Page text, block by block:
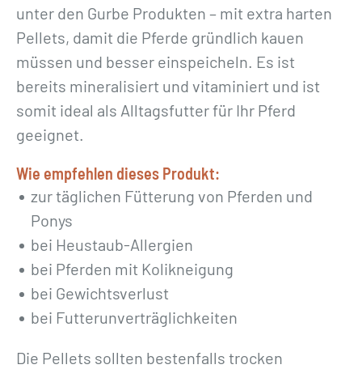
»
e
unter den Gurbe Produkten – mit extra harten
Pellets, damit die Pferde gründlich kauen
müssen und besser einspeicheln. Es ist
bereits mineralisiert und vitaminiert und ist
somit ideal als Alltagsfutter für Ihr Pferd
geeignet.
Wie empfehlen dieses Produkt:
zur täglichen Fütterung von Pferden und
Ponys
bei Heustaub-Allergien
bei Pferden mit Kolikneigung
bei Gewichtsverlust
bei Futterunverträglichkeiten
Die Pellets sollten bestenfalls trocken